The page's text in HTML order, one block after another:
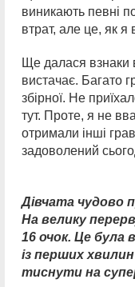
виникають певні
втрат, але це, як я
Ще далася взнаки
вистачає. Багато
збірної. Не
тут. Проте, я не
отримали інші
задоволений
Дівчата чудово
На велику
16 очок. Це була
із перших
тиснути на